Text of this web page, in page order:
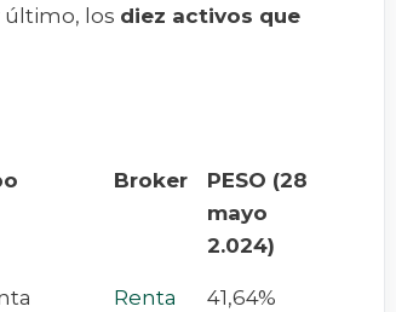
último, los diez activos que
Broker
PESO (28
mayo
2.024)
Renta
41,64%